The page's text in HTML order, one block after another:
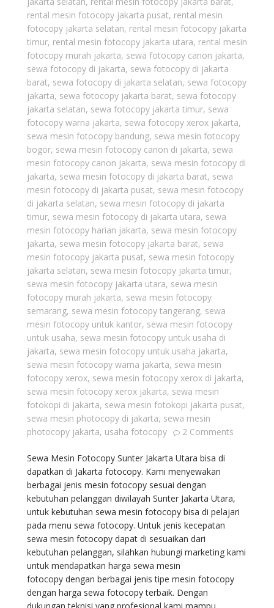
rental mesin fotocopy jakarta pusat, rental mesin
fotocopy jakarta selatan, rental mesin fotocopy jakarta
timur, rental mesin fotocopy jakarta utara, rental mesin
fotocopy murah jakarta, sewa fotocopy canon jakarta,
sewa fotocopy di jakarta, sewa fotocopy di jakarta
barat, sewa fotocopy di jakarta selatan, sewa fotocopy
jakarta, sewa fotocopy jakarta barat, sewa fotocopy
jakarta selatan, sewa fotocopy jakarta timur, sewa
fotocopy warna jakarta, sewa fotocopy xerox jakarta,
sewa mesin fotocopy bandung, sewa mesin fotocopy
bogor, sewa mesin fotocopy canon di jakarta, sewa
mesin fotocopy canon jakarta, sewa mesin fotocopy di
jakarta, sewa mesin fotocopy di jakarta barat, sewa
mesin fotocopy di jakarta pusat, sewa mesin fotocopy
di jakarta selatan, sewa mesin fotocopy di jakarta
timur, sewa mesin fotocopy di jakarta utara, sewa
mesin fotocopy harian jakarta, sewa mesin fotocopy
jakarta, sewa mesin fotocopy jakarta barat, sewa
mesin fotocopy jakarta pusat, sewa mesin fotocopy
jakarta selatan, sewa mesin fotocopy jakarta timur,
sewa mesin fotocopy jakarta utara, sewa mesin
fotocopy murah jakarta, sewa mesin fotocopy
semarang, sewa mesin fotocopy tangerang, sewa
mesin fotocopy untuk kantor, sewa mesin fotocopy
untuk usaha, sewa mesin fotocopy untuk usaha di
jakarta, sewa mesin fotocopy untuk usaha jakarta,
sewa mesin fotocopy warna jakarta, sewa mesin
fotocopy xerox, sewa mesin fotocopy xerox di jakarta,
sewa mesin fotocopy xerox jakarta, sewa mesin
fotokopi di jakarta, sewa mesin fotokopi jakarta pusat,
sewa mesin photocopy di jakarta, sewa mesin
photocopy jakarta, usaha fotocopy 2 Comments
Sewa Mesin Fotocopy Sunter Jakarta Utara bisa di
dapatkan di Jakarta fotocopy. Kami menyewakan
berbagai jenis mesin fotocopy sesuai dengan
kebutuhan pelanggan diwilayah Sunter Jakarta Utara,
untuk kebutuhan sewa mesin fotocopy bisa di pelajari
pada menu sewa fotocopy. Untuk jenis kecepatan
sewa mesin fotocopy dapat di sesuaikan dari
kebutuhan pelanggan, silahkan hubungi marketing kami
untuk mendapatkan harga sewa mesin
fotocopy dengan berbagai jenis tipe mesin fotocopy
dengan harga sewa fotocopy terbaik. Dengan